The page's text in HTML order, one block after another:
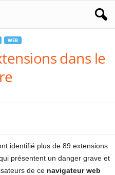
WEB
dans le
identifié plus de 89 extensions
présentent un danger grave et
de ce navigateur web